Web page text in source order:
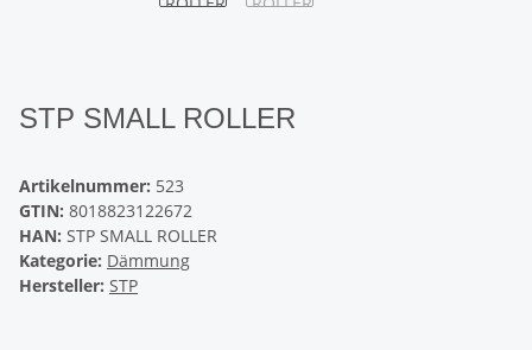
STP SMALL ROLLER
Artikelnummer: 523
GTIN: 8018823122672
HAN: STP SMALL ROLLER
Kategorie: Dämmung
Hersteller: STP